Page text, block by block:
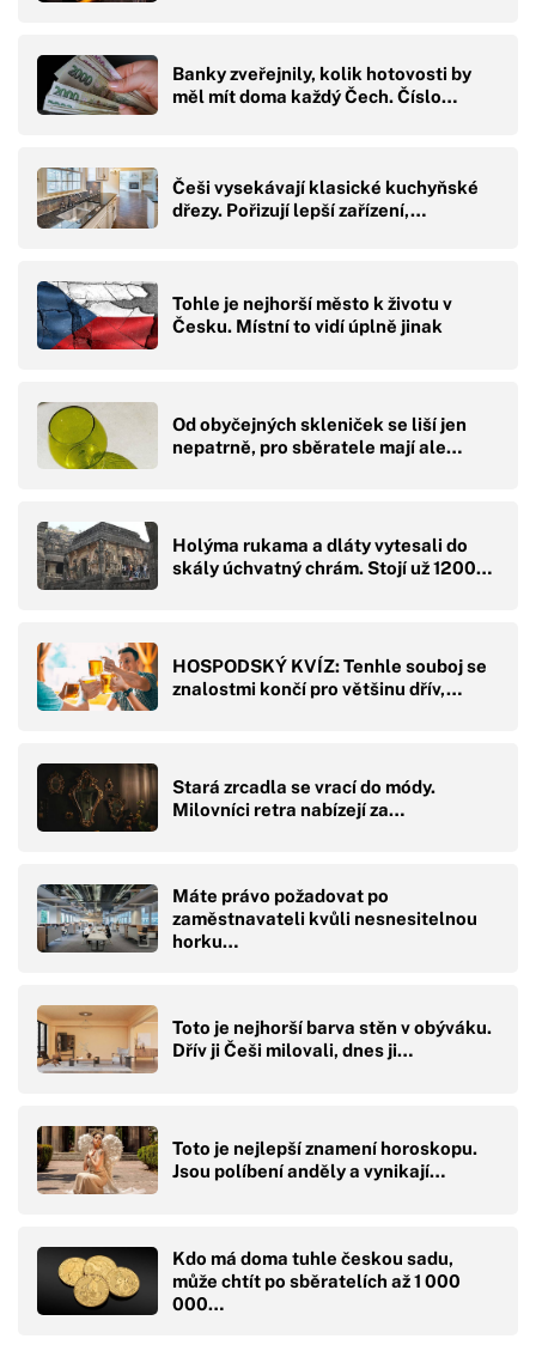
Banky zveřejnily, kolik hotovosti by
měl mít doma každý Čech. Číslo…
Češi vysekávají klasické kuchyňské
dřezy. Pořizují lepší zařízení,…
Tohle je nejhorší město k životu v
Česku. Místní to vidí úplně jinak
Od obyčejných skleniček se liší jen
nepatrně, pro sběratele mají ale…
Holýma rukama a dláty vytesali do
skály úchvatný chrám. Stojí už 1200…
HOSPODSKÝ KVÍZ: Tenhle souboj se
znalostmi končí pro většinu dřív,…
Stará zrcadla se vrací do módy.
Milovníci retra nabízejí za…
Máte právo požadovat po
zaměstnavateli kvůli nesnesitelnou
horku…
Toto je nejhorší barva stěn v obýváku.
Dřív ji Češi milovali, dnes ji…
Toto je nejlepší znamení horoskopu.
Jsou políbení anděly a vynikají…
Kdo má doma tuhle českou sadu,
může chtít po sběratelích až 1 000
000…